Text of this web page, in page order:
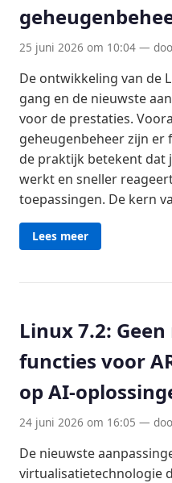
25 juni 2026 om 10:04 —
De ontwikkeling van de
gang en de nieuwste
voor de prestaties.
geheugenbeheer zijn er
de praktijk betekent dat
werkt en sneller
toepassingen. De kern
Lees meer
Linux 7.2:
functies voor
op AI-
24 juni 2026 om 16:05 —
De nieuwste
virtualisatietechnologie